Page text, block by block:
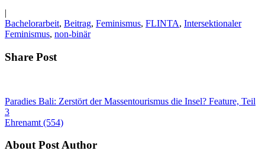
|
Bachelorarbeit, Beitrag, Feminismus, FLINTA, Intersektionaler
Feminismus, non-binär
Share Post
Paradies Bali: Zerstört der Massentourismus die Insel? Feature, Teil
3
Ehrenamt (554)
About Post Author